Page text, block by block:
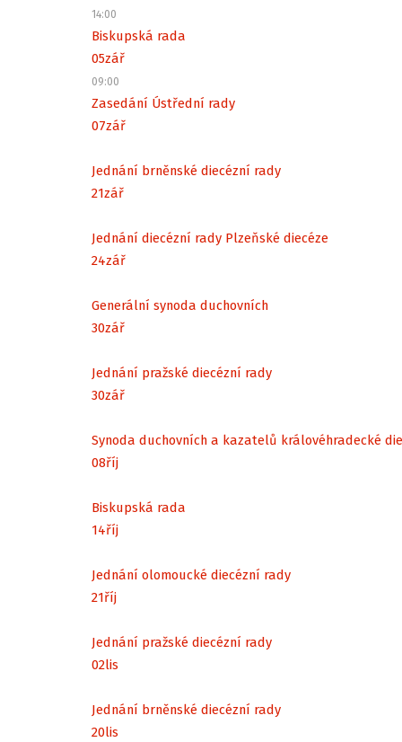
14:00
Biskupská rada
05zář
09:00
Zasedání Ústřední rady
07zář
Jednání brněnské diecézní rady
21zář
Jednání diecézní rady Plzeňské diecéze
24zář
Generální synoda duchovních
30zář
Jednání pražské diecézní rady
30zář
Synoda duchovních a kazatelů královéhradecké
08říj
Biskupská rada
14říj
Jednání olomoucké diecézní rady
21říj
Jednání pražské diecézní rady
02lis
Jednání brněnské diecézní rady
20lis